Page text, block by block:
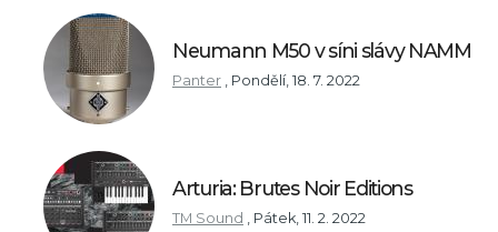
Neumann M50 v síni slávy NAMM
Panter , Pondělí, 18. 7. 2022
Arturia: Brutes Noir Editions
TM Sound , Pátek, 11. 2. 2022